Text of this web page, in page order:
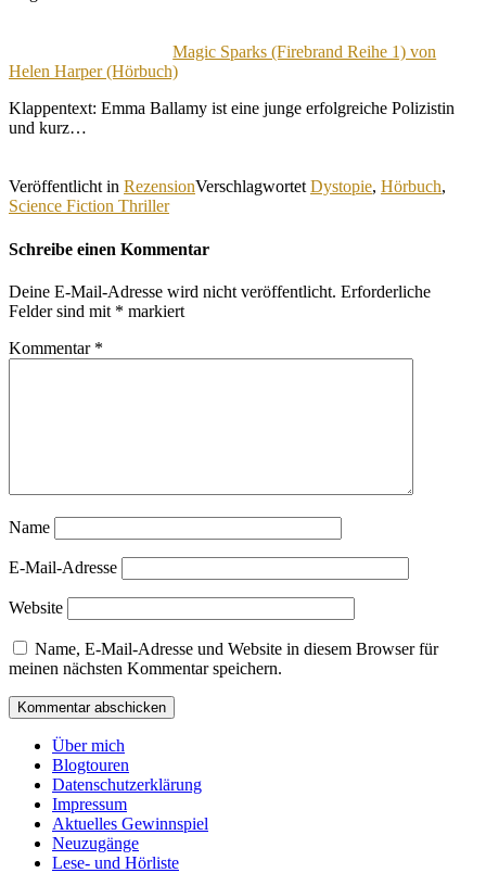
Magic Sparks (Firebrand Reihe 1) von
Helen Harper (Hörbuch)
Klappentext: Emma Ballamy ist eine junge erfolgreiche Polizistin
und kurz…
Veröffentlicht in RezensionVerschlagwortet Dystopie, Hörbuch,
Science Fiction Thriller
Schreibe einen Kommentar
Deine E-Mail-Adresse wird nicht veröffentlicht. Erforderliche
Felder sind mit * markiert
Kommentar *
Name
E-Mail-Adresse
Website
Name, E-Mail-Adresse und Website in diesem Browser für
meinen nächsten Kommentar speichern.
Über mich
Blogtouren
Datenschutzerklärung
Impressum
Aktuelles Gewinnspiel
Neuzugänge
Lese- und Hörliste